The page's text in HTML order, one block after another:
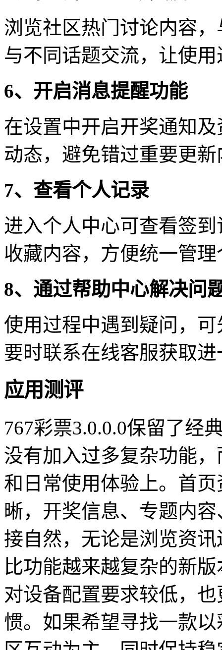
浏览社区热门讨论内容
与不同话题交流，让使
6、开启消息提醒功能
在设置中开启开奖通知
动态，避免错过重要更新
7、查看个人记录
进入个人中心可查看签
收藏内容，方便统一管
8、通过帮助中心解决问
使用过程中遇到疑问，
要时联系在线客服获取
应用测评
767彩票3.0.0.0保留了经
没有加入过多复杂功能
和日常使用体验上。首
晰，开奖信息、专题内
接自然，无论是浏览资
比功能越来越复杂的新
对设备配置要求较低，
惯。如果希望寻找一款